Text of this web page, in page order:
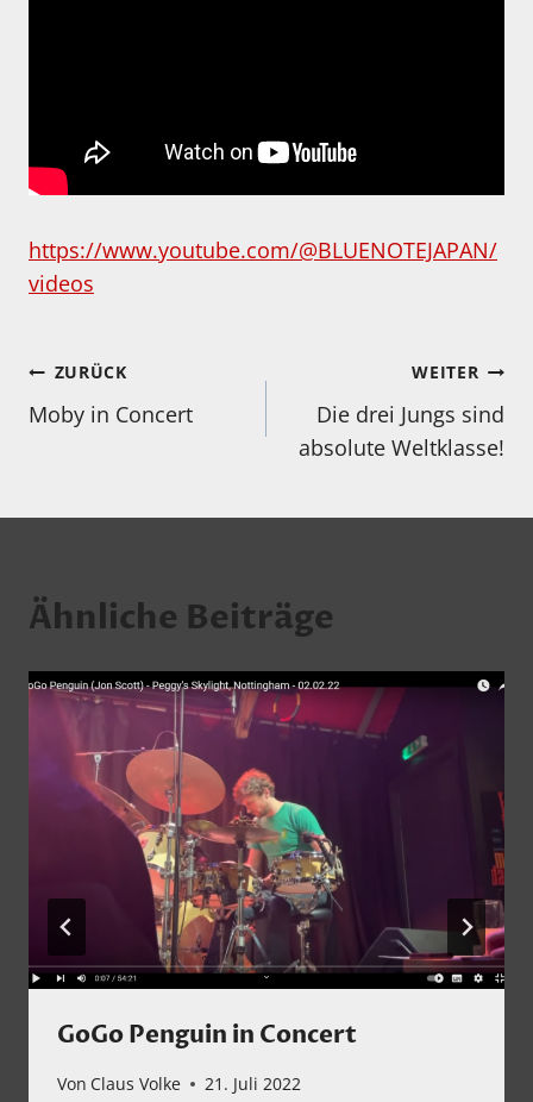
https://www.youtube.com/@BLUENOTEJAPAN/
videos
Beitragsnavigation
ZURÜCK
Moby in Concert
WEITER
Die drei Jungs sind
absolute Weltklasse!
Ähnliche Beiträge
GoGo Penguin in Concert
Von Claus Volke 21. Juli 2022